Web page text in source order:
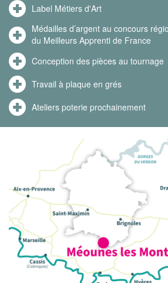
Label Métiers d'Art
Médailles d’argent au concours
du Meilleurs Apprenti de France
Conception des pièces au tournage
Travail à plaque en grés
Ateliers poterie prochainement